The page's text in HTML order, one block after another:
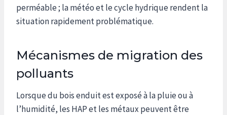
perméable ; la météo et le cycle hydrique rendent la
situation rapidement problématique.
Mécanismes de migration des
polluants
Lorsque du bois enduit est exposé à la pluie ou à
l’humidité, les HAP et les métaux peuvent être